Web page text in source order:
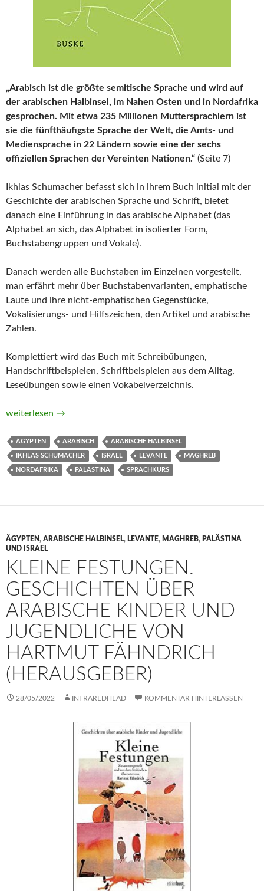
„Arabisch ist die größte semitische Sprache und wird auf
der arabischen Halbinsel, im Nahen Osten und in Nordafrika
gesprochen. Mit etwa 235 Millionen Muttersprachlern ist
sie die fünfthäufigste Sprache der Welt, die Amts- und
Mediensprache in 22 Ländern sowie eine der sechs
offiziellen Sprachen der Vereinten Nationen.“ (Seite 7)
Ikhlas Schumacher befasst sich in ihrem Buch initial mit der
Geschichte der arabischen Sprache und Schrift, bietet
danach eine Einführung in das arabische Alphabet (das
Alphabet an sich, das Alphabet in isolierter Form,
Buchstabengruppen und Vokale).
Danach werden alle Buchstaben im Einzelnen vorgestellt,
man erfährt mehr über Buchstabenvarianten, emphatische
Laute und ihre nicht-emphatischen Gegenstücke,
Vokalisierungs- und Hilfszeichen, den Artikel und arabische
Zahlen.
Komplettiert wird das Buch mit Schreibübungen,
Handschriftbeispielen, Schriftbeispielen aus dem Alltag,
Leseübungen sowie einen Vokabelverzeichnis.
Einführung in die arabische Schrift von Ikhlas Schumacher
weiterlesen →
ÄGYPTEN ARABISCH ARABISCHE HALBINSEL
IKHLAS SCHUMACHER ISRAEL LEVANTE MAGHREB
NORDAFRIKA PALÄSTINA SPRACHKURS
ÄGYPTEN, ARABISCHE HALBINSEL, LEVANTE, MAGHREB, PALÄSTINA
UND ISRAEL
KLEINE FESTUNGEN.
GESCHICHTEN ÜBER
ARABISCHE KINDER UND
JUGENDLICHE VON
HARTMUT FÄHNDRICH
(HERAUSGEBER)
28/05/2022 INFRAREDHEAD KOMMENTAR HINTERLASSEN